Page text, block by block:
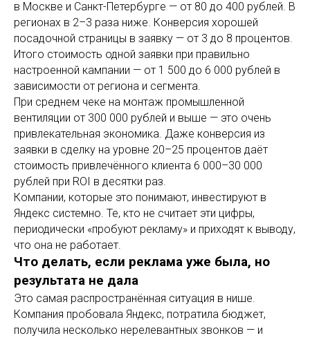
в Москве и Санкт-Петербурге — от 80 до 400 рублей. В
регионах в 2–3 раза ниже. Конверсия хорошей
посадочной страницы в заявку — от 3 до 8 процентов.
Итого стоимость одной заявки при правильно
настроенной кампании — от 1 500 до 6 000 рублей в
зависимости от региона и сегмента.
При среднем чеке на монтаж промышленной
вентиляции от 300 000 рублей и выше — это очень
привлекательная экономика. Даже конверсия из
заявки в сделку на уровне 20–25 процентов даёт
стоимость привлечённого клиента 6 000–30 000
рублей при ROI в десятки раз.
Компании, которые это понимают, инвестируют в
Яндекс системно. Те, кто не считает эти цифры,
периодически «пробуют рекламу» и приходят к выводу,
что она не работает.
Что делать, если реклама уже была, но
результата не дала
Это самая распространённая ситуация в нише.
Компания пробовала Яндекс, потратила бюджет,
получила несколько нерелевантных звонков — и